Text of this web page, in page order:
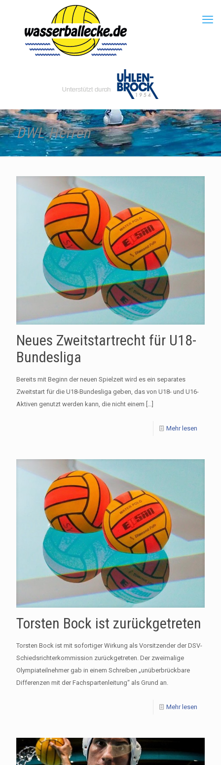
DWL Herren
Neues Zweitstartrecht für U18-
Bundesliga
Bereits mit Beginn der neuen Spielzeit wird es ein separates
Zweitstart für die U18-Bundesliga geben, das von U18- und U16-
Aktiven genutzt werden kann, die nicht einem
Mehr lesen
Torsten Bock ist zurückgetreten
Torsten Bock ist mit sofortiger Wirkung als Vorsitzender der DSV-
Schiedsrichterkommission zurückgetreten. Der zweimalige
Olympiateilnehmer gab in einem Schreiben „unüberbrückbare
Differenzen mit der Fachspartenleitung“ als Grund an.
Mehr lesen